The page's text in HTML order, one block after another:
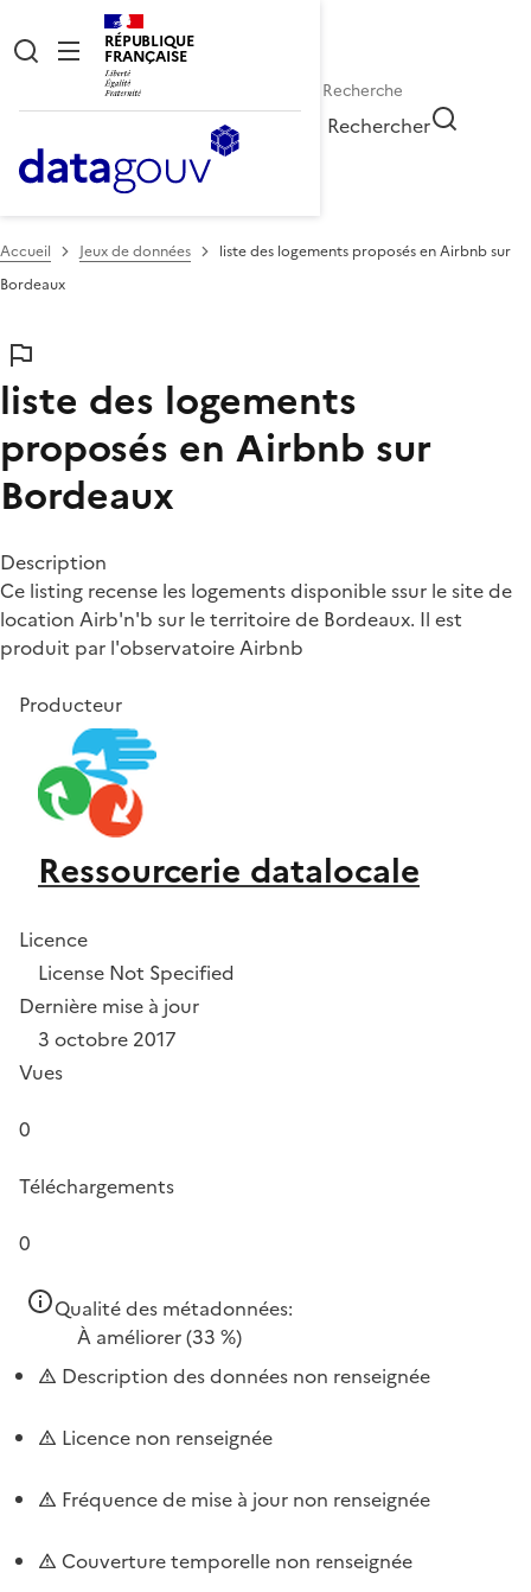
RÉPUBLIQUE
FRANÇAISE
Rechercher
Accueil Jeux de données
liste des logements proposés en Airbnb sur
Bordeaux
liste des logements
proposés en Airbnb sur
Bordeaux
Description
Ce listing recense les logements disponible ssur le site de
location Airb'n'b sur le territoire de Bordeaux. Il est
produit par l'observatoire Airbnb
Producteur
Ressourcerie datalocale
Licence
License Not Specified
Dernière mise à jour
3 octobre 2017
Vues
0
Téléchargements
0
Qualité des métadonnées:
À améliorer(33 %)
Description des données non renseignée
Licence non renseignée
Fréquence de mise à jour non renseignée
Couverture temporelle non renseignée